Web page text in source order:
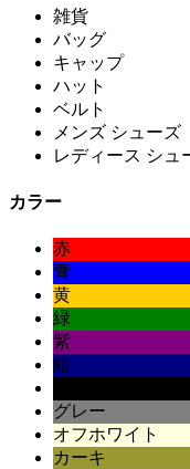
雑貨
バッグ
キャップ
ハット
ベルト
メンズ シューズ
レディース シュ
カラー
赤
青
黄
緑
紫
紺
グレー
オフホワイト
カーキ